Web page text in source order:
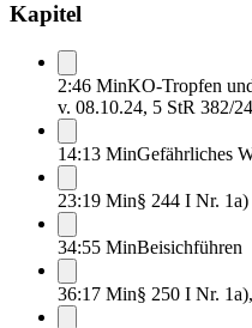
Kapitel
2:46 MinKO-Tropfen
v. 08.10.24, 5 StR 382/24
14:13 MinGefährliches
23:19 Min§ 244 I Nr.
34:55 MinBeisichführen
36:17 Min§ 250 I Nr.